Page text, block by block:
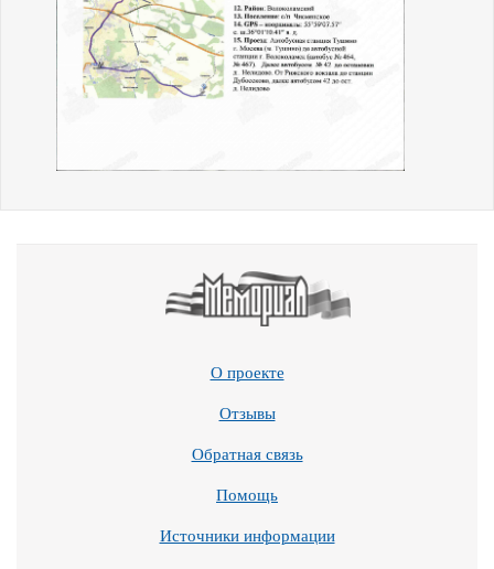
О проекте
Отзывы
Обратная связь
Помощь
Источники информации